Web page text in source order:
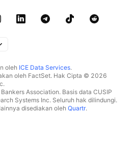
oleh ICE Data Services.
oleh FactSet. Hak Cipta © 2026
Association. Basis data CUSIP
Systems Inc. Seluruh hak dilindungi.
disediakan oleh Quartr.